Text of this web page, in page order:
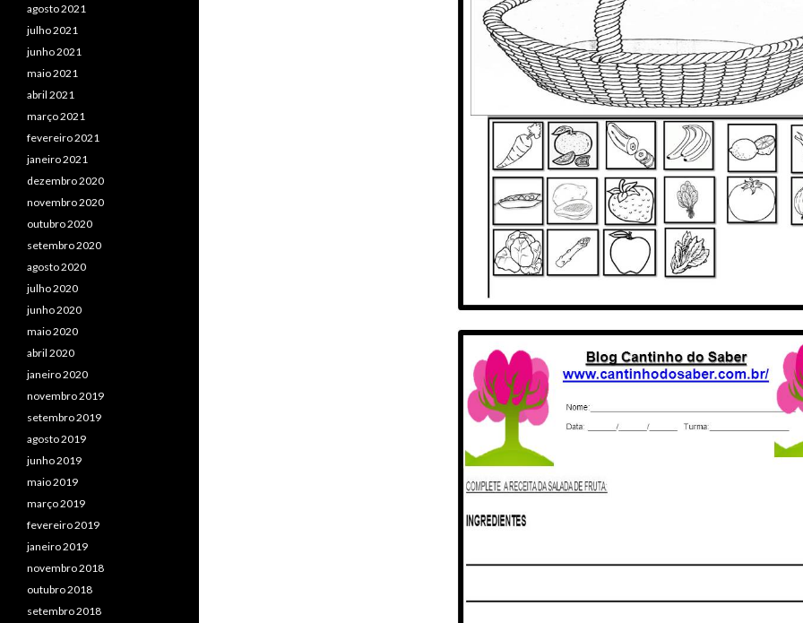
agosto 2021
julho 2021
junho 2021
maio 2021
abril 2021
março 2021
fevereiro 2021
janeiro 2021
dezembro 2020
novembro 2020
outubro 2020
setembro 2020
agosto 2020
julho 2020
junho 2020
maio 2020
abril 2020
janeiro 2020
novembro 2019
setembro 2019
agosto 2019
junho 2019
maio 2019
março 2019
fevereiro 2019
janeiro 2019
novembro 2018
outubro 2018
setembro 2018